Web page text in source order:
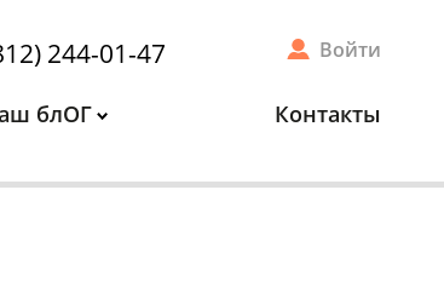
244-01-47 Войти
блОГ Контакты